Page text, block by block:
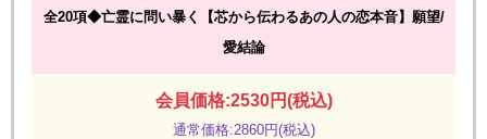
全20項◆亡霊に問い暴く【芯から伝わるあの人の恋本音】願望/
愛結論
会員価格:2530円(税込)
通常価格:2860円(税込)